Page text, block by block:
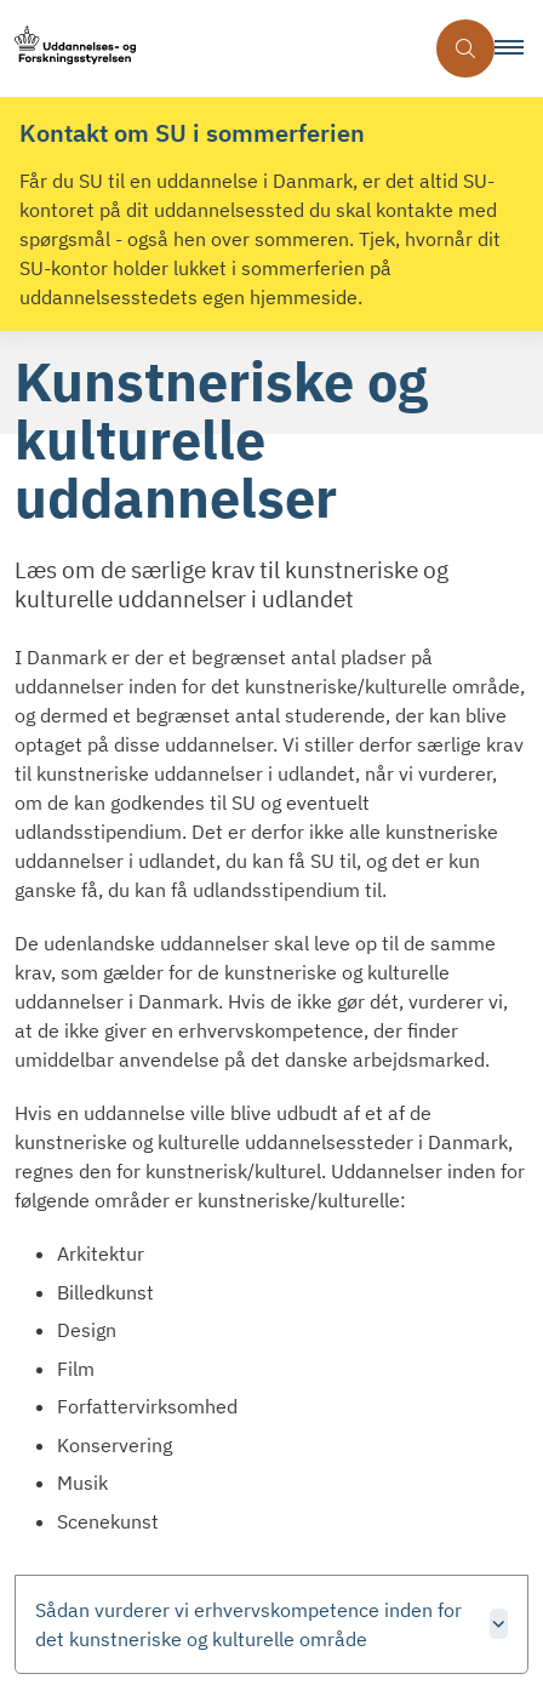
Kontakt om SU i sommerferien
Får du SU til en uddannelse i Danmark, er det altid SU-
kontoret på dit uddannelsessted du skal kontakte med
spørgsmål - også hen over sommeren. Tjek, hvornår dit
SU-kontor holder lukket i sommerferien på
uddannelsesstedets egen hjemmeside.
Kunstneriske og
kulturelle
uddannelser
Læs om de særlige krav til kunstneriske og
kulturelle uddannelser i udlandet
I Danmark er der et begrænset antal pladser på
uddannelser inden for det kunstneriske/kulturelle område,
og dermed et begrænset antal studerende, der kan blive
optaget på disse uddannelser. Vi stiller derfor særlige krav
til kunstneriske uddannelser i udlandet, når vi vurderer,
om de kan godkendes til SU og eventuelt
udlandsstipendium. Det er derfor ikke alle kunstneriske
uddannelser i udlandet, du kan få SU til, og det er kun
ganske få, du kan få udlandsstipendium til.
De udenlandske uddannelser skal leve op til de samme
krav, som gælder for de kunstneriske og kulturelle
uddannelser i Danmark. Hvis de ikke gør dét, vurderer vi,
at de ikke giver en erhvervskompetence, der finder
umiddelbar anvendelse på det danske arbejdsmarked.
Hvis en uddannelse ville blive udbudt af et af de
kunstneriske og kulturelle uddannelsessteder i Danmark,
regnes den for kunstnerisk/kulturel. Uddannelser inden for
følgende områder er kunstneriske/kulturelle:
Arkitektur
Billedkunst
Design
Film
Forfattervirksomhed
Konservering
Musik
Scenekunst
Sådan vurderer vi erhvervskompetence inden for
det kunstneriske og kulturelle område